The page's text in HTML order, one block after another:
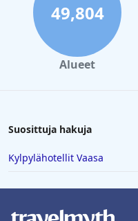
49,804
Alueet
Suosittuja hakuja
Kylpylähotellit Vaasa